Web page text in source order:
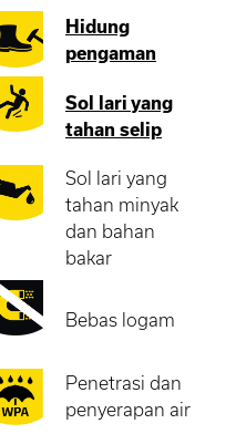
Hidung
pengaman
Sol lari yang
tahan selip
Sol lari yang
tahan minyak
dan bahan
bakar
Bebas logam
Penetrasi dan
penyerapan air